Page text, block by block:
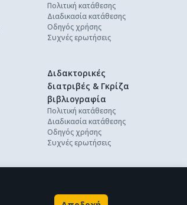
Πολιτική κατάθεσης
Διαδικασία κατάθεσης
Οδηγός χρήσης
Συχνές ερωτήσεις
Διδακτορικές
διατριβές & Γκρίζα
βιβλιογραφία
Πολιτική κατάθεσης
Διαδικασία κατάθεσης
Οδηγός χρήσης
Συχνές ερωτήσεις